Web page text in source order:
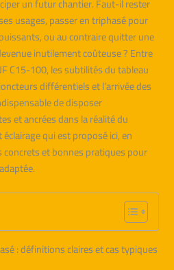
un futur chantier. Faut-il rester
usages, passer en triphasé pour
ou au contraire quitter une
inutilement coûteuse ? Entre
C15-100, les subtilités du tableau
différentiels et l’arrivée des
de disposer
et ancrées dans la réalité du
qui est proposé ici, en
et bonnes pratiques pour
: définitions claires et cas typiques